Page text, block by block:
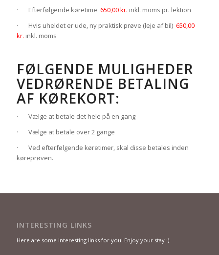
· Efterfølgende køretime 650,00 kr. inkl. moms pr. lektion
· Hvis uheldet er ude, ny praktisk prøve (leje af bil) 650,00
kr. inkl. moms
FØLGENDE MULIGHEDER
VEDRØRENDE BETALING
AF KØREKORT:
· Vælge at betale det hele på en gang
· Vælge at betale over 2 gange
· Ved efterfølgende køretimer, skal disse betales inden
køreprøven.
INTERESTING LINKS
Here are some interesting links for you! Enjoy your stay :)